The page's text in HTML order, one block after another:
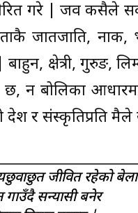
गरे | जव कसैले
जातजाति, नाक,
| बाहुन, क्षेत्री,
न बोलिका
र संस्कृतिप्रति मैले
जीवित रहेको
सन्यासी बनेर